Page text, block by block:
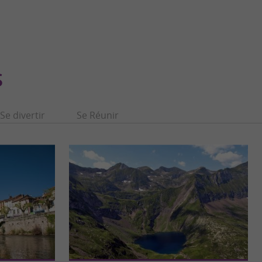
Se divertir Se Réunir